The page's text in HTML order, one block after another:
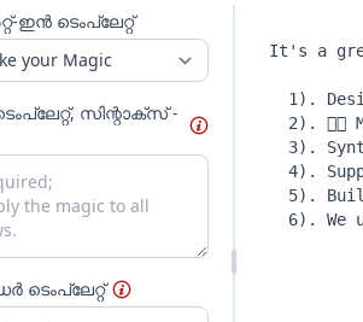
ഇൻ ടെംപ്ലേറ്റ്
സിന്റാക്സ് -
അവസാന ലൈൻനമ്പർ
കോഡ് എക്സിക്യൂട്ട്
ചെയ്യുക, ഉദാ: {x new Date()}
{...} ഔട്ട്പുട്ട് ചെയ്യാൻ ബാക്ക്സ്ലാഷ്
ടെംപ്ലേറ്റ്